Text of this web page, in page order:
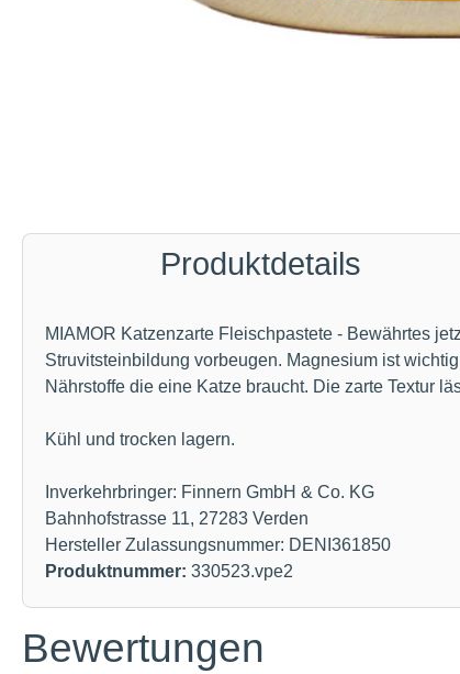
Produktdetails
MIAMOR Katzenzarte Fleischpastete - Bewährtes
Struvitsteinbildung vorbeugen. Magnesium ist
Nährstoffe die eine Katze braucht. Die zarte Textur
Kühl und trocken lagern.
Inverkehrbringer: Finnern GmbH & Co. KG
Bahnhofstrasse 11, 27283 Verden
Hersteller Zulassungsnummer: DENI361850
Produktnummer: 330523.vpe2
Bewertungen